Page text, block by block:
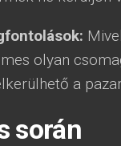
olyan
a
során